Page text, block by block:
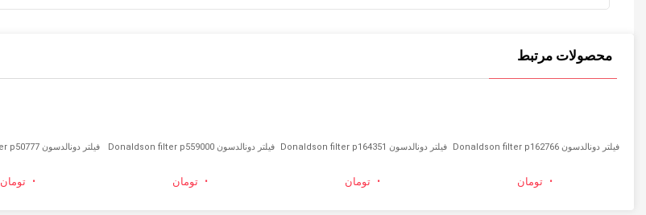
محصولات مرتبط
فیلتر دونالدسون Donaldson filter p162766
۰ تومان
فیلتر دونالدسون Donaldson filter p164351
۰ تومان
فیلتر دونالدسون Donaldson filter p559000
۰ تومان
فیلتر دونالدسون Donaldson filter p50777
۰ تومان